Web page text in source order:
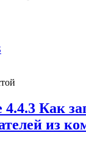
4.4.3 Как
из